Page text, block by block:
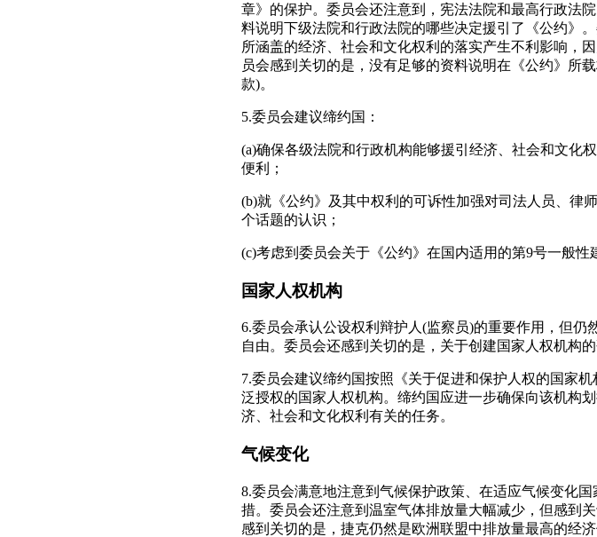
章》的保护。委员会还注意到，宪法法院和最高行政法
料说明下级法院和行政法院的哪些决定援引了《公约》
所涵盖的经济、社会和文化权利的落实产生不利影响，
员会感到关切的是，没有足够的资料说明在《公约》所
款)。
5.委员会建议缔约国：
(a)确保各级法院和行政机构能够援引经济、社会和文化
便利；
(b)就《公约》及其中权利的可诉性加强对司法人员、律
个话题的认识；
(c)考虑到委员会关于《公约》在国内适用的第9号一般性
国家人权机构
6.委员会承认公设权利辩护人(监察员)的重要作用，但
自由。委员会还感到关切的是，关于创建国家人权机构
7.委员会建议缔约国按照《关于促进和保护人权的国家
泛授权的国家人权机构。缔约国应进一步确保向该机构
济、社会和文化权利有关的任务。
气候变化
8.委员会满意地注意到气候保护政策、在适应气候变化
措。委员会还注意到温室气体排放量大幅减少，但感到
感到关切的是，捷克仍然是欧洲联盟中排放量最高的经